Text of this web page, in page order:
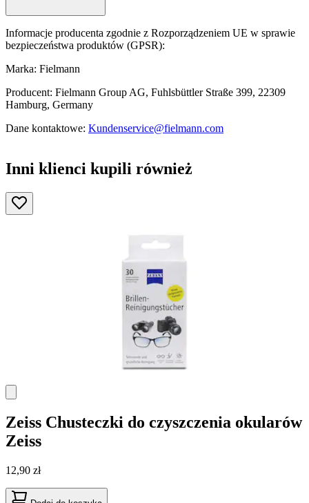
Informacje producenta zgodnie z Rozporządzeniem UE w sprawie
bezpieczeństwa produktów (GPSR):
Marka: Fielmann
Producent: Fielmann Group AG, Fuhlsbüttler Straße 399, 22309
Hamburg, Germany
Dane kontaktowe: Kundenservice@fielmann.com
Inni klienci kupili również
Zeiss Chusteczki do czyszczenia okularów
Zeiss
12,90 zł